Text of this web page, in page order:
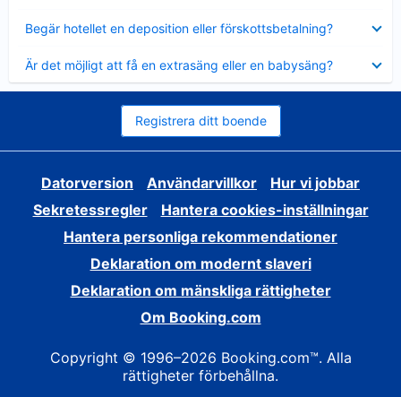
Begär hotellet en deposition eller förskottsbetalning?
mindre
Är det möjligt att få en extrasäng eller en babysäng?
mindre
Registrera ditt boende
Datorversion Användarvillkor
Hur vi jobbar
Sekretessregler
Hantera cookies-inställningar
Hantera personliga rekommendationer
Deklaration om modernt slaveri
Deklaration om mänskliga rättigheter
Om Booking.com
Copyright © 1996–2026 Booking.com™. Alla
rättigheter förbehållna.